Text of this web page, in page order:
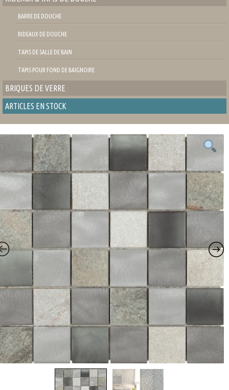
BARRE DE DOUCHE
RIDEAUX DE DOUCHE
TAPIS DE SALLE DE BAIN
TAPIS POUR FOND DE BAIGNOIRE
BRIQUES DE VERRE
ARTICLES EN STOCK